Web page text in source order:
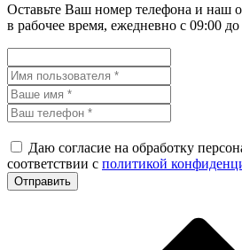
Оставьте Ваш номер телефона и наш
в рабочее время, ежедневно с 09:00 до
Даю согласие на обработку
соответствии с политикой